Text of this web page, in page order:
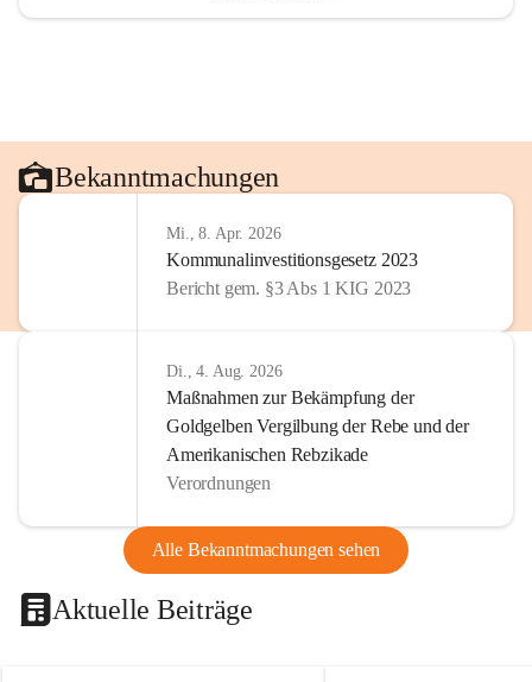
Bekanntmachungen
Mi., 8. Apr. 2026
Kommunalinvestitionsgesetz 2023
Bericht gem. §3 Abs 1 KIG 2023
Di., 4. Aug. 2026
Maßnahmen zur Bekämpfung der
Goldgelben Vergilbung der Rebe und der
Amerikanischen Rebzikade
Verordnungen
Alle Bekanntmachungen sehen
Aktuelle Beiträge